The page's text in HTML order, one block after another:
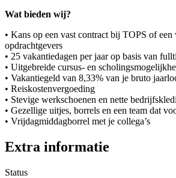
Wat bieden wij?
• Kans op een vast contract bij TOPS of een
opdrachtgevers
• 25 vakantiedagen per jaar op basis van
• Uitgebreide cursus- en
• Vakantiegeld van 8,33% van je bruto
• Reiskostenvergoeding
• Stevige werkschoenen en nette
• Gezellige uitjes, borrels en een team dat
• Vrijdagmiddagborrel met je collega’s
Extra informatie
Status